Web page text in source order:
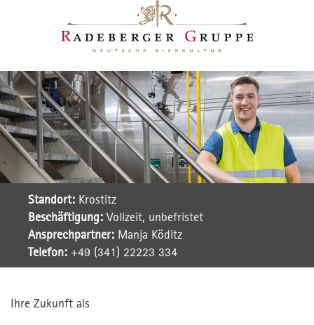
Standort: Krostitz
Beschäftigung:Vollzeit, unbefristet
Ansprechpartner: Manja Köditz
Telefon: +49 (341) 22223 334
Ihre Zukunft als